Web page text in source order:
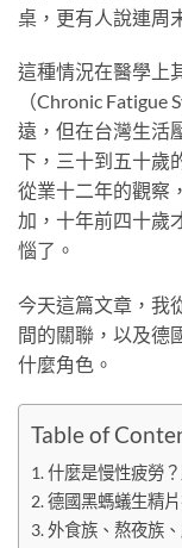
桌，更有人說連周
這種情況在醫學上
（Chronic
遠，但在台灣生活
下，三十到五十歲
從業十二年的觀察
加，十年前四十歲
惱了。
今天這篇文章，我
間的關聯，以及德
什麼角色。
Table of
什麼是慢性疲勞
德國黑螞蟻生精
外食族、熬夜族